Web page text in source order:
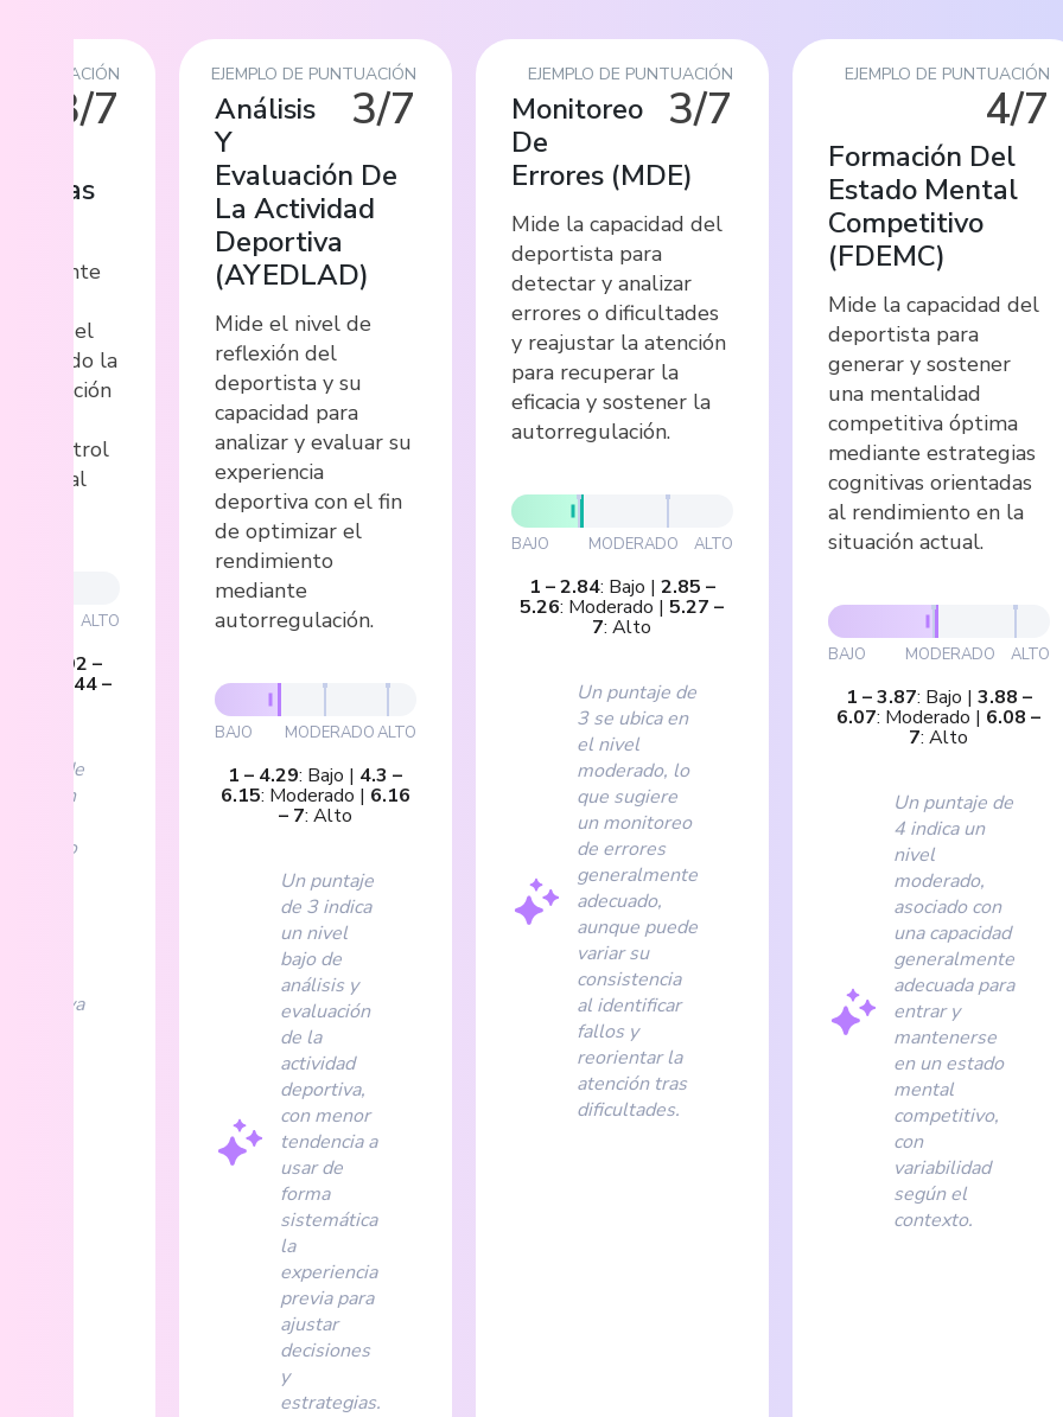
PUNTUACIÓN
3/7
en el
la
sensación
el control
al
ALTO
2.92 –
5.44–
de
en
lo
EJEMPLO DE PUNTUACIÓN
3/7
Análisis
Y
Evaluación De
La Actividad
Deportiva
(AYEDLAD)
Mide el nivel de
reflexión del
deportista y su
capacidad para
analizar y evaluar su
experiencia
deportiva con el fin
de optimizar el
rendimiento
mediante
autorregulación.
BAJO MODERADOALTO
1 – 4.29: Bajo | 4.3 –
6.15: Moderado | 6.16
– 7: Alto
Un puntaje
de 3 indica
un nivel
bajo de
análisis y
evaluación
de la
actividad
deportiva,
con menor
tendencia a
usar de
forma
sistemática
la
experiencia
previa para
ajustar
decisiones
y
estrategias.
EJEMPLO DE PUNTUACIÓN
3/7
Monitoreo
De
Errores (MDE)
Mide la capacidad del
deportista para
detectar y analizar
errores o dificultades
y reajustar la atención
para recuperar la
eficacia y sostener la
autorregulación.
BAJO MODERADO ALTO
1 –2.84: Bajo | 2.85 –
5.26: Moderado | 5.27 –
7: Alto
Un puntaje de
3 se ubica en
el nivel
moderado, lo
que sugiere
un monitoreo
de errores
generalmente
adecuado,
aunque puede
variar su
consistencia
al identificar
fallos y
reorientar la
atención tras
dificultades.
EJEMPLO DE PUNTUACIÓN
4/7
Formación Del
Estado Mental
Competitivo
(FDEMC)
Mide la capacidad del
deportista para
generar y sostener
una mentalidad
competitiva óptima
mediante estrategias
cognitivas orientadas
al rendimiento en la
situación actual.
BAJO MODERADO ALTO
1 –3.87: Bajo | 3.88 –
6.07: Moderado | 6.08 –
7: Alto
Un puntaje de
4 indica un
nivel
moderado,
asociado con
una capacidad
generalmente
adecuada para
entrar y
mantenerse
en un estado
mental
competitivo,
con
variabilidad
según el
contexto.